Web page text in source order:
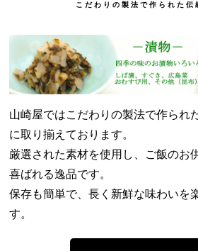
こだわりの製法で作られた伝
山崎屋ではこだわりの製法で作られ
に取り揃えております。
厳選された素材を使用し、ご飯のお
喜ばれる逸品です。
保存も簡単で、長く新鮮な味わいを
す。